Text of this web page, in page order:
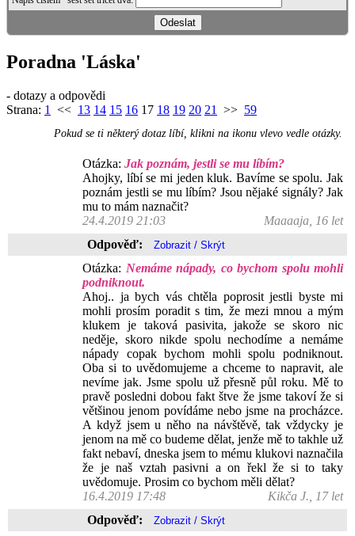
Poradna 'Láska'
- dotazy a odpovědi
Strana: 1 << 13 14 15 16 17 18 19 20 21 >> 59
Pokud se ti některý dotaz líbí, klikni na ikonu vlevo vedle otázky.
Otázka: Jak poznám, jestli se mu líbím?
Ahojky, líbí se mi jeden kluk. Bavíme se spolu. Jak
poznám jestli se mu líbím? Jsou nějaké signály? Jak
mu to mám naznačit?
24.4.2019 21:03
Maaaaja, 16 let
Odpověď:
Otázka: Nemáme nápady, co bychom spolu mohli
podniknout.
Ahoj.. ja bych vás chtěla poprosit jestli byste mi
mohli prosím poradit s tim, že mezi mnou a mým
klukem je taková pasivita, jakože se skoro nic
neděje, skoro nikde spolu nechodíme a nemáme
nápady copak bychom mohli spolu podniknout.
Oba si to uvědomujeme a chceme to napravit, ale
nevíme jak. Jsme spolu už přesně půl roku. Mě to
pravě posledni dobou fakt štve že jsme takoví že si
většinou jenom povídáme nebo jsme na procházce.
A když jsem u něho na návštěvě, tak vždycky je
jenom na mě co budeme dělat, jenže mě to takhle už
fakt nebaví, dneska jsem to mému klukovi naznačila
že je naš vztah pasivni a on řekl že si to taky
uvědomuje. Prosim co bychom měli dělat?
16.4.2019 17:48
Kikča J., 17 let
Odpověď: